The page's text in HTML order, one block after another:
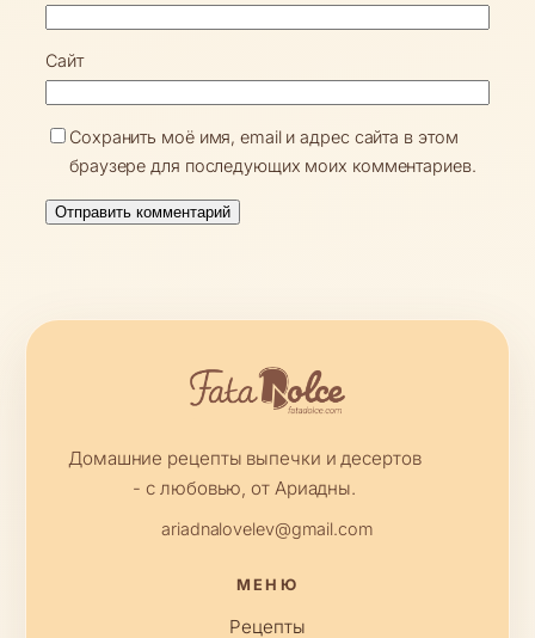
Сайт
Сохранить моё имя, email и адрес сайта в этом
браузере для последующих моих комментариев.
Домашние рецепты выпечки и десертов
- с любовью, от Ариадны.
ariadnalovelev@gmail.com
МЕНЮ
Рецепты